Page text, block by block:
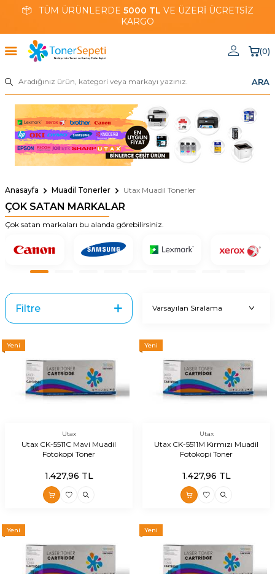
TÜM ÜRÜNLERDE 5000 TL VE ÜZERİ ÜCRETSİZ
KARGO
ARA
(0)
Anasayfa Muadil Tonerler Utax Muadil Tonerler
ÇOK SATAN MARKALAR
Çok satan markaları bu alanda görebilirsiniz.
Filtre
Yeni
Utax
Utax CK-5511C Mavi Muadil
Fotokopi Toner
1.427,96 TL
Yeni
Utax
Utax CK-5511M Kırmızı Muadil
Fotokopi Toner
1.427,96 TL
Yeni Yeni